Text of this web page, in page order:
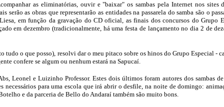
as eliminatórias, ouvir e "baixar" os sambas pela Internet nos sites
as obras que representarão as entidades na passarela do samba são o
em função da gravação do CD oficial, as finais dos concursos do Grupo
em dezembro (tradicionalmente, há uma festa de lançamento no dia 2 de
o que posso), resolvi dar o meu pitaco sobre os hinos do Grupo Especial -
confere se algum ou nenhum estará na Sapucaí.
Leonel e Luizinho Professor. Estes dois últimos foram autores dos sambas
para uma escola que irá abrir o desfile, na noite de domingo:
e da parceria de Bello do Andaraí também são muito bons.